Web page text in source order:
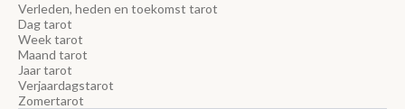
Verleden, heden en toekomst tarot
Dag tarot
Week tarot
Maand tarot
Jaar tarot
Verjaardagstarot
Zomertarot